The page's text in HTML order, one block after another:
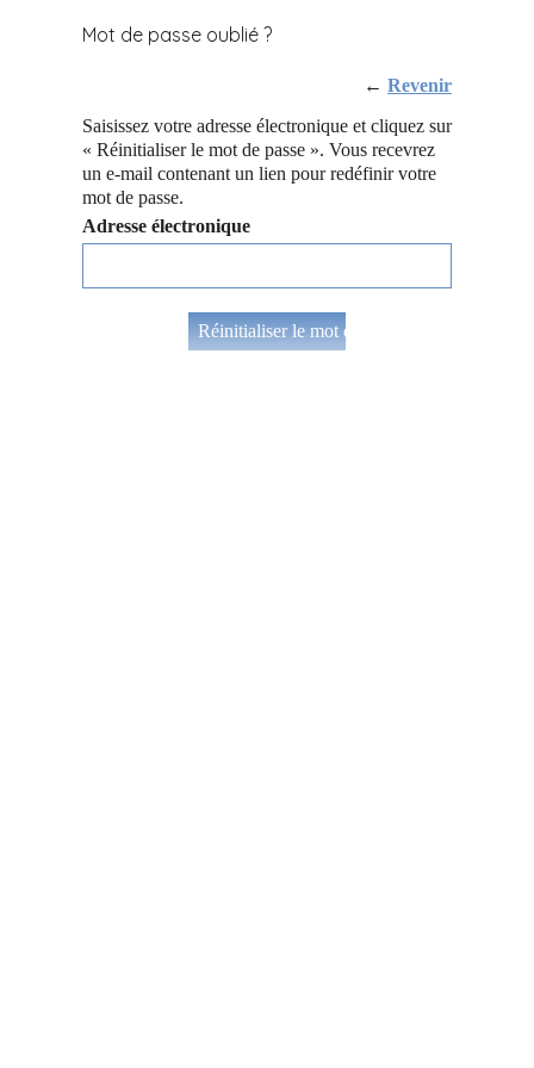
Mot de passe oublié ?
← Revenir
Saisissez votre adresse électronique et cliquez sur
« Réinitialiser le mot de passe ». Vous recevrez
un e-mail contenant un lien pour redéfinir votre
mot de passe.
Adresse électronique